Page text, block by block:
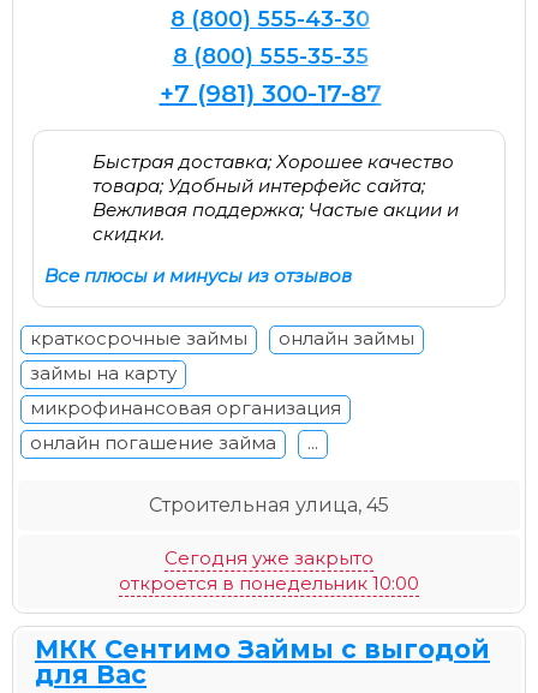
8 (800) 555-43-30
8 (800) 555-35-35
+7 (981) 300-17-87
Быстрая доставка; Хорошее качество
товара; Удобный интерфейс сайта;
Вежливая поддержка; Частые акции и
скидки.
Все плюсы и минусы из отзывов
краткосрочные займы
онлайн займы
займы на карту
микрофинансовая организация
онлайн погашение займа
...
Строительная улица, 45
Сегодня уже закрыто
откроется в понедельник 10:00
МКК Сентимо Займы с выгодой
для Вас